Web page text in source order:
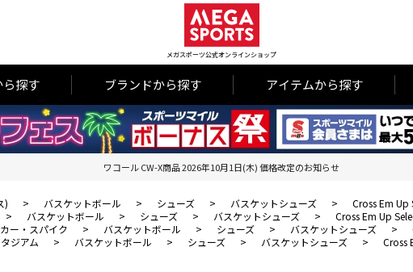
メガスポーツ公式オンラインショップ
ら探す ブランドから探す アイテムから探す
ワコール CW-X商品 2026年10月1日(木) 価格改定のお知らせ
) > バスケットボール > シューズ > バスケットシューズ >
Cross Em Up
> バスケットボール > シューズ > バスケットシューズ >
Cross Em Up
ー・スパイク > バスケットボール > シューズ > バスケットシューズ >
ジアム > バスケットボール > シューズ > バスケットシューズ > Cross